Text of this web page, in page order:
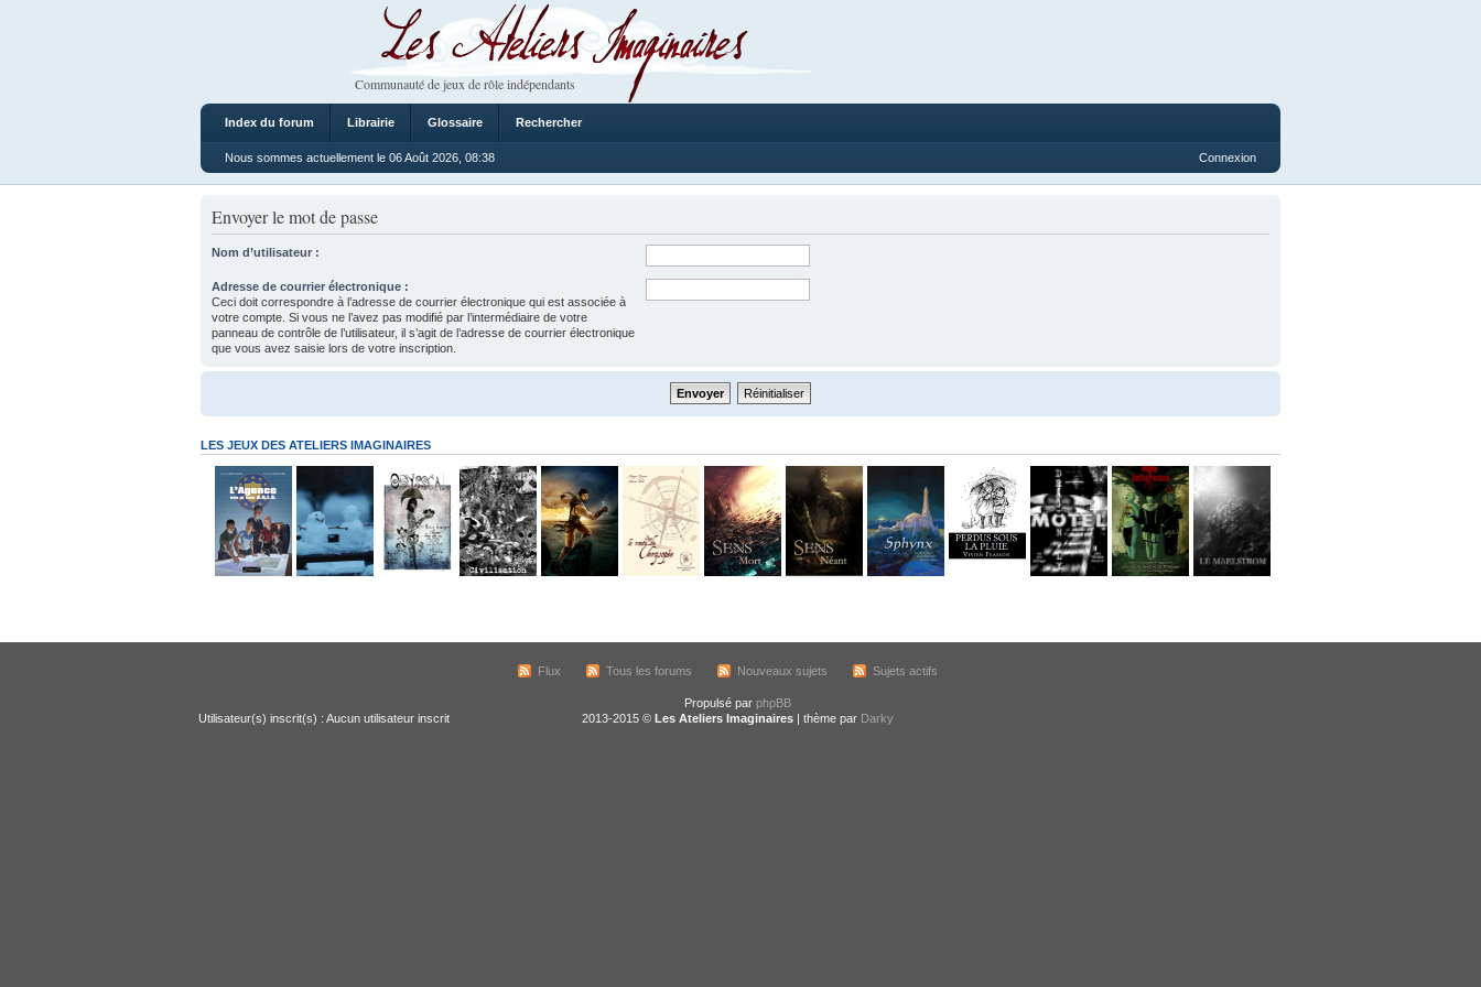
Les Ateliers Imaginaires
Communauté de jeux de rôle indépendants
Index du forum Librairie Glossaire Rechercher
Nous sommes actuellement le 06 Août 2026, 08:38 Connexion
Envoyer le mot de passe
Nom d’utilisateur :
Adresse de courrier électronique :
Ceci doit correspondre à l’adresse de courrier électronique qui est associée à
votre compte. Si vous ne l’avez pas modifié par l’intermédiaire de votre
panneau de contrôle de l’utilisateur, il s’agit de l’adresse de courrier électronique
que vous avez saisie lors de votre inscription.
LES JEUX DES ATELIERS IMAGINAIRES
Flux Tous les forums Nouveaux sujets Sujets actifs
Utilisateur(s) inscrit(s) : Aucun utilisateur inscrit
Propulsé par phpBB
2013-2015 © Les Ateliers Imaginaires | thème par Darky